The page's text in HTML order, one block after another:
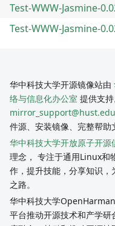
Test-WWW-Jasmine-
Test-WWW-Jasmine-
华中科技大学开源镜像站由
络与信息化办公室 提供支
件源、安装镜像、完整帮助
华中科技大学开放原子开源
理念， 专注于通用Linux和
作，提升技能，分享知识
之路。
华中科技大学
平台推动开源技术和产学